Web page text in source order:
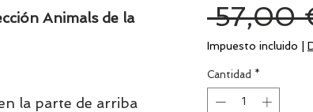
Animals de la
la parte de arriba
57,00
Impuesto incluido
Cantidad *